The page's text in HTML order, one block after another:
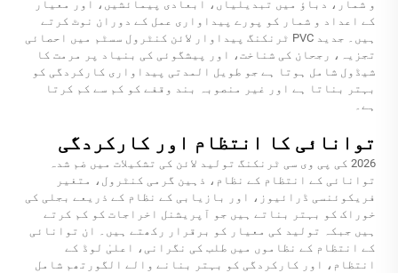
و شمار، دباؤ میں تبدیلیاں، ابعادی پیمائشیں، اور معیار
کے اعداد و شمار کو پورے پیداواری عمل کے دوران نوٹ کرتے
ہیں۔ جدید PVC ٹرنکنگ پیداوار لائن کنٹرول سسٹم میں احصائی
تجزیہ، رجحان کی شناخت، اور پیشگوئی کی بنیاد پر مرمت کا
شیڈول شامل ہوتا ہے جو طویل المدتی پیداواری کارکردگی کو
بہتر بناتا ہے اور غیر منصوبہ بند وقفے کو کم سے کم کرتا
ہے۔
توانائی کا انتظام اور کارکردگی
2026 کی پی وی سی ٹرنکنگ تولید لائن کی تشکیلات میں ضم شدہ
توانائی کے انتظام کے نظام، ذہین گرمی کنٹرول، متغیر
فریکوئنسی ڈرائیوز، اور بازیابی کے نظام کے ذریعے بجلی کی
خوراک کو بہتر بناتے ہیں جو آپریشنل اخراجات کو کم کرتے
ہیں جبکہ تولید کی معیار کو برقرار رکھتے ہیں۔ ان توانائی
کے انتظام کے نظاموں میں طلب کی نگرانی، اعلیٰ لوڈ کے
انتظام، اور کارکردگی کو بہتر بنانے والے الگورتھم شامل